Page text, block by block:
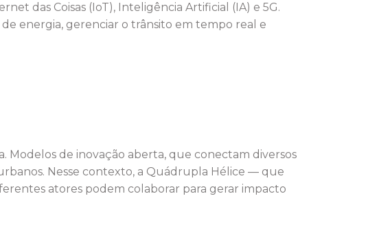
das Coisas (IoT), Inteligência Artificial (IA) e 5G.
de energia, gerenciar o trânsito em tempo real e
Modelos de inovação aberta, que conectam diversos
Nesse contexto, a Quádrupla Hélice — que
atores podem colaborar para gerar impacto